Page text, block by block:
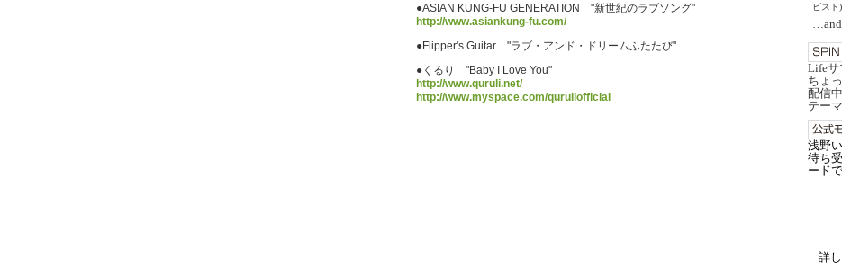
ビスト)
…and
Lifeサ
ちょ
配信中
テー
浅野
待ち
ード
詳
●ASIAN KUNG-FU GENERATION "新世紀のラブソング"
http://www.asiankung-fu.com/
●Flipper's Guitar "ラブ・アンド・ドリームふたたび"
●くるり "Baby I Love You"
http://www.quruli.net/
http://www.myspace.com/quruliofficial